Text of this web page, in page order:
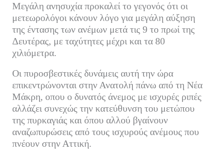
Μεγάλη ανησυχία προκαλεί το γεγονός ότι οι
μετεωρολόγοι κάνουν λόγο για μεγάλη αύξηση
της έντασης των ανέμων μετά τις 9 το πρωί της
Δευτέρας, με ταχύτητες μέχρι και τα 80
χιλιόμετρα.
Οι πυροσβεστικές δυνάμεις αυτή την ώρα
επικεντρώνονται στην Ανατολή πάνω από τη Νέα
Μάκρη, οπου ο δυνατός άνεμος με ισχυρές ριπές
αλλάζει συνεχώς την κατεύθυνση του μετώπου
της πυρκαγιάς και όπου αλλού βγαίνουν
αναζωπυρώσεις από τους ισχυρούς ανέμους που
πνέουν στην Αττική.